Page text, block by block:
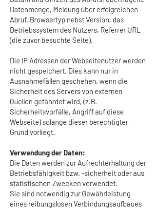
Datenmenge, Meldung über erfolgreichen
Abruf, Browsertyp nebst Version, das
Betriebssystem des Nutzers, Referrer URL
(die zuvor besuchte Seite).
Die IP Adressen der Webseitenutzer werden
nicht gespeichert. Dies kann nur in
Ausnahmefällen geschehen, wenn die
Sicherheit des Servers von externen
Quellen gefährdet wird, (z.B.
Sicherheitsvorfälle, Angriff auf diese
Webseite) solange dieser berechtigter
Grund vorliegt.
Verwendung der Daten:
Die Daten werden zur Aufrechterhaltung der
Betriebsfähigkeit bzw. -sicherheit oder aus
statistischen Zwecken verwendet.
Sie sind notwendig zur Gewährleistung
eines reibungslosen Verbindungsaufbaues